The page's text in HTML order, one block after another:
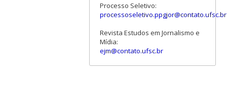
Processo Seletivo:
processoseletivo.ppgjor@contato.ufsc.br
Revista Estudos em Jornalismo e
Mídia:
ejm@contato.ufsc.br